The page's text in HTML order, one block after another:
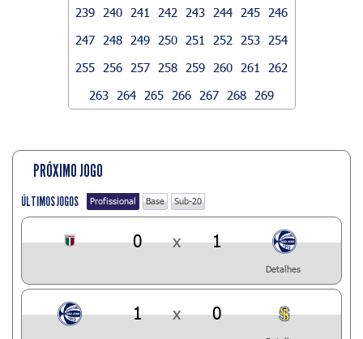
239
240 241 242 243 244 245
246
247
248 249 250 251 252 253
254
255
256 257 258 259 260 261
262
263
264 265 266 267 268 269
PRÓXIMO JOGO
ÚLTIMOS JOGOS Profissional Base Sub-20
0 x 1
Detalhes
1 x 0